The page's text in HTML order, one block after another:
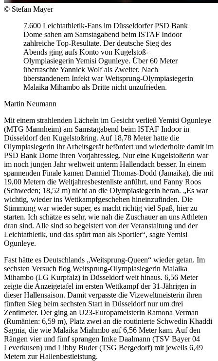
© Stefan Mayer
7.600 Leichtathletik-Fans im Düsseldorfer PSD Bank
Dome sahen am Samstagabend beim ISTAF Indoor
zahlreiche Top-Resultate. Der deutsche Sieg des
Abends ging aufs Konto von Kugelstoß-
Olympiasiegerin Yemisi Ogunleye. Über 60 Meter
überraschte Yannick Wolf als Zweiter. Nach
überstandenem Infekt war Weitsprung-Olympiasiegerin
Malaika Mihambo als Dritte nicht unzufrieden.
Martin Neumann
Mit einem strahlenden Lächeln im Gesicht verließ Yemisi Ogunleye
(MTG Mannheim) am Samstagabend beim ISTAF Indoor in
Düsseldorf den Kugelstoßring. Auf 18,78 Meter hatte die
Olympiasiegerin ihr Arbeitsgerät befördert und wiederholte damit im
PSD Bank Dome ihren Vorjahressieg. Nur eine Kugelstoßerin war
im noch jungen Jahr weltweit unterm Hallendach besser. In einem
spannenden Finale kamen Danniel Thomas-Dodd (Jamaika), die mit
19,00 Metern die Weltjahresbestenliste anführt, und Fanny Roos
(Schweden; 18,52 m) nicht an die Olympiasiegerin heran. „Es war
wichtig, wieder ins Wettkampfgeschehen hineinzufinden. Die
Stimmung war wieder super, es macht richtig viel Spaß, hier zu
starten. Ich schätze es sehr, wie nah die Zuschauer an uns Athleten
dran sind. Alle sind so begeistert von der Veranstaltung und der
Leichtathletik, und das spürt man als Sportler“, sagte Yemisi
Ogunleye.
Fast hätte es Deutschlands „Weitsprung-Queen“ wieder getan. Im
sechsten Versuch flog Weitsprung-Olympiasiegerin Malaika
Mihambo (LG Kurpfalz) in Düsseldorf weit hinaus. 6,56 Meter
zeigte die Anzeigetafel im ersten Wettkampf der 31-Jährigen in
dieser Hallensaison. Damit verpasste die Vizeweltmeisterin ihren
fünften Sieg beim sechsten Start in Düsseldorf nur um drei
Zentimeter. Der ging an U23-Europameisterin Ramona Verman
(Rumänien: 6,59 m), Platz zwei an die routinierte Schwedin Khaddi
Sagnia, die wie Malaika Miahmbo auf 6,56 Meter kam. Auf den
Rängen vier und fünf sprangen Imke Daalmann (TSV Bayer 04
Leverkusen) und Libby Buder (TSG Bergedorf) mit jeweils 6,49
Metern zur Hallenbestleistung.